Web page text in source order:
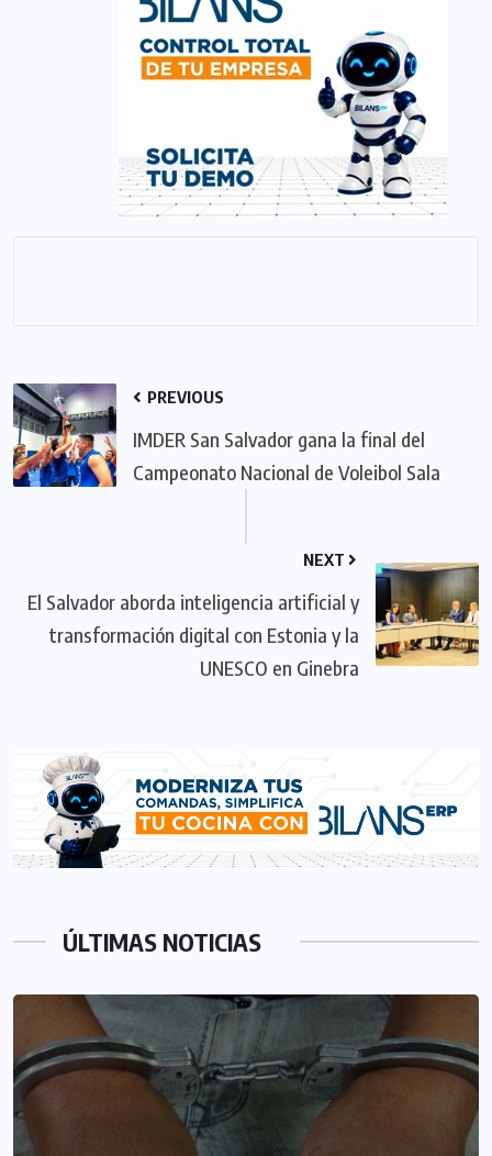
PREVIOUS
IMDER San Salvador gana la final del
Campeonato Nacional de Voleibol Sala
NEXT
El Salvador aborda inteligencia artificial y
transformación digital con Estonia y la
UNESCO en Ginebra
ÚLTIMAS NOTICIAS